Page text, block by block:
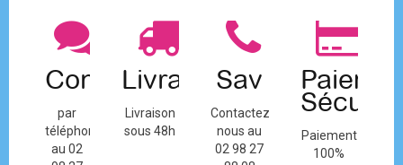
Contact
par
téléphone
au 02
Livraison
Livraison
sous 48h
Sav
Contactez-
nous au
02 98 27
Paiement
100%